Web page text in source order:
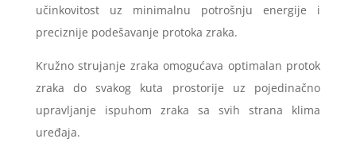
učinkovitost uz minimalnu potrošnju energije i
preciznije podešavanje protoka zraka.
Kružno strujanje zraka omogućava optimalan protok
zraka do svakog kuta prostorije uz pojedinačno
upravljanje ispuhom zraka sa svih strana klima
uređaja.